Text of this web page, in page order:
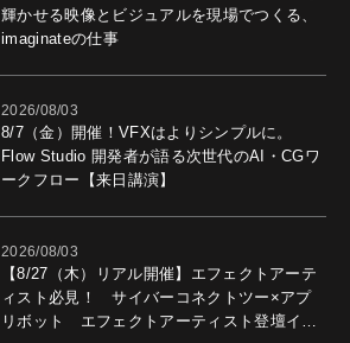
輝かせる映像とビジュアルを現場でつくる、
imaginateの仕事
2026/08/03
8/7（金）開催！VFXはよりシンプルに。
Flow Studio 開発者が語る次世代のAI・CGワ
ークフロー【来日講演】
2026/08/03
【8/27（木）リアル開催】エフェクトアーテ
ィスト必見！ サイバーコネクトツー×アプ
リボット エフェクトアーティスト登壇イベ